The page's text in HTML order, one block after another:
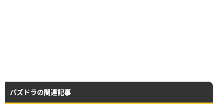
Lv99
パズドラの関連記事